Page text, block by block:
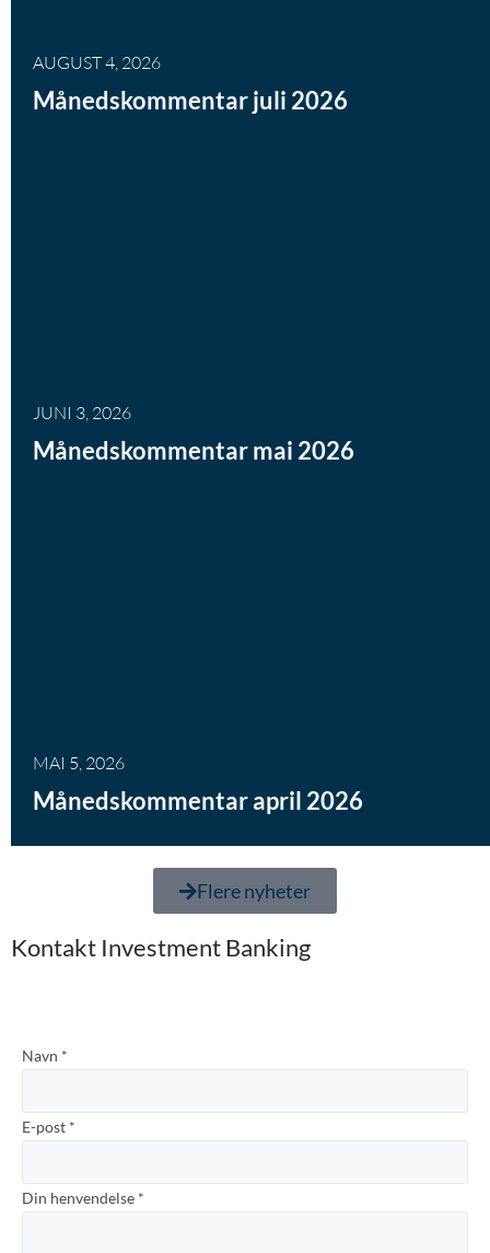
AUGUST 4, 2026
Månedskommentar juli 2026
JUNI 3, 2026
Månedskommentar mai 2026
MAI 5, 2026
Månedskommentar april 2026
Flere nyheter
Kontakt Investment Banking
Navn *
E-post *
Din henvendelse *